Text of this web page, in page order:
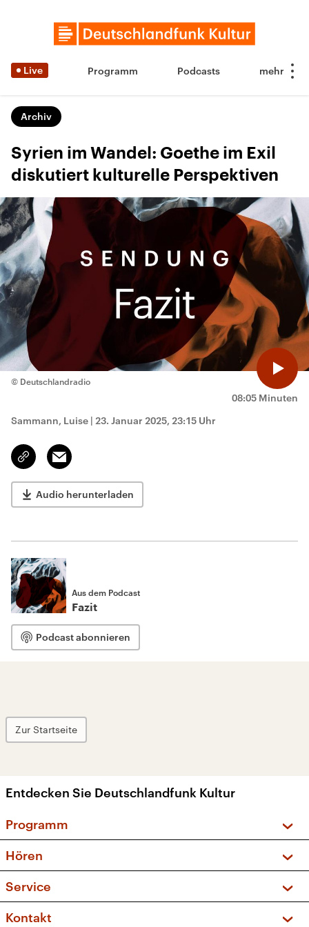
Live Programm Podcasts
Archiv
Syrien im Wandel: Goethe im Exil
diskutiert kulturelle Perspektiven
08:05 Minuten
© Deutschlandradio
Sammann, Luise | 23. Januar 2025, 23:15 Uhr
Link
kopieren/teilen
Email
Audio herunterladen
Aus dem Podcast
Fazit
Podcast abonnieren
Zur Startseite
Entdecken Sie Deutschlandfunk Kultur
Programm
Sendungen und Podcasts
Musikliste
Kakadu – Das Kinderprogramm
Hören
Frequenzen (UKW + DAB+)
Service
FAQ
Kontakt